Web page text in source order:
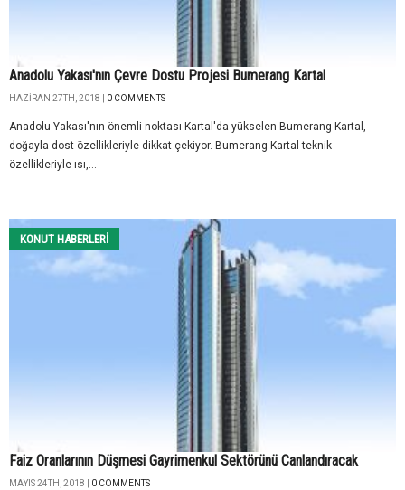
Anadolu Yakası'nın Çevre Dostu Projesi Bumerang Kartal
HAZIRAN 27TH, 2018 | 0 COMMENTS
Anadolu Yakası'nın önemli noktası Kartal'da yükselen Bumerang Kartal,
doğayla dost özellikleriyle dikkat çekiyor. Bumerang Kartal teknik
özellikleriyle ısı,...
KONUT HABERLERI
Faiz Oranlarının Düşmesi Gayrimenkul Sektörünü Canlandıracak
MAYIS 24TH, 2018 | 0 COMMENTS